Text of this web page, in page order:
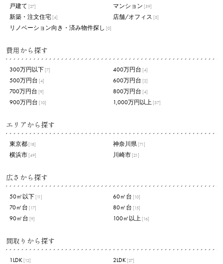
戸建て [27] マンション [59]
新築・注文住宅 [4] 店舗/オフィス [5]
リノベーション向き・済み物件探し [0]
費用から探す
300万円以下 [7] 400万円台 [4]
500万円台 [4] 600万円台 [2]
700万円台 [9] 800万円台 [4]
900万円台 [10] 1,000万円以上 [37]
エリアから探す
東京都 [18] 神奈川県 [71]
横浜市 [49] 川崎市 [21]
広さから探す
50㎡以下 [11] 60㎡台 [10]
70㎡台 [17] 80㎡台 [15]
90㎡台 [9] 100㎡以上 [16]
間取りから探す
1LDK [12] 2LDK [27]